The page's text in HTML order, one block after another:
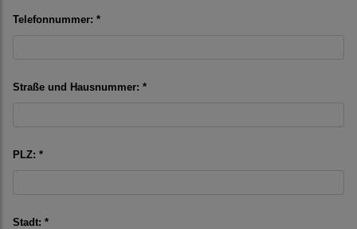
Telefonnummer: *
Straße und Hausnummer: *
PLZ: *
Stadt: *